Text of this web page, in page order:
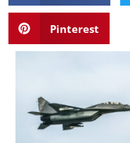
Pinterest